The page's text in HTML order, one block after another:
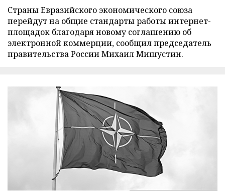
Страны Евразийского экономического союза
перейдут на общие стандарты работы интернет-
площадок благодаря новому соглашению об
электронной коммерции, сообщил председатель
правительства России Михаил Мишустин.